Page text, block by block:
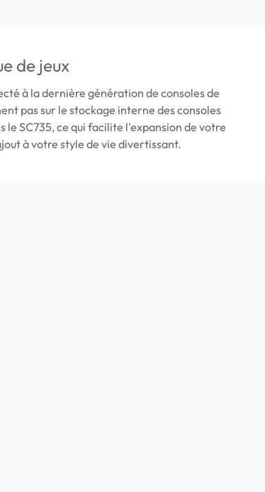
de jeux
à la dernière génération de consoles de
pas sur le stockage interne des consoles
le SC735, ce qui facilite l'expansion de votre
à votre style de vie divertissant.